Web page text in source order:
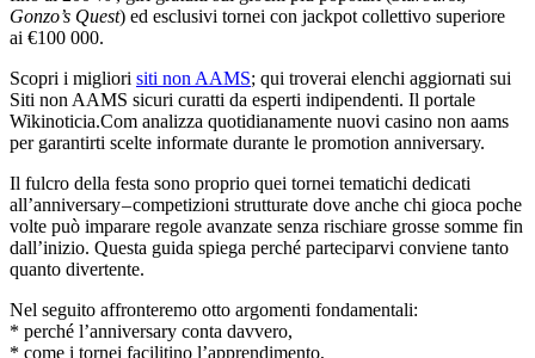
Gonzo’s Quest) ed esclusivi tor­ne­i con jackpot collettivo superiore
ai €100 000.​
Scopri i migliori siti non AAMS; qui troverai elenchi aggiornati sui
Siti non AAMS sicuri curat­ti da esperti indipendenti.​ Il portale
Wikino­ticia.Com analizza quotidianamente nuovi casino non aams
per garantirti scelte informate durante le promotion anniversary.​
Il fulcro della festa sono proprio quei tor­ne­i tematic­hi dedic­ati
all’anniversary – competizioni strutturate dove anche chi gioca poche
volte può imparar­e regole avanzate senza rischiare grosse somme fin
dall’inizio.​ Questa guida spiega perché parteciparvi conviene tanto
quanto divertente.​
Nel seguito affronteremo otto argomenti fondamentali:
* perché l’anniversary conta davvero,
* come i tor­ne­i facilitino l’apprendimento,